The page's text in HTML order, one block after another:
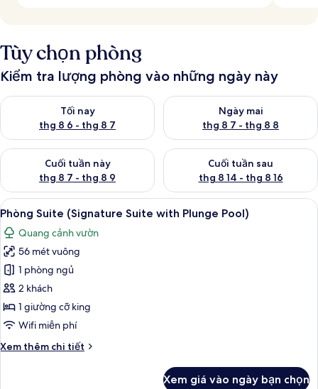
Tùy chọn phòng
Kiểm tra lượng phòng vào những ngày này
Tối nay
thg 8 6 - thg 8 7
Kiểm tra lượng phòng tối nay từ thg 8 6 - thg 8 7
Ngày mai
thg 8 7 - thg 8 8
Kiểm tra lượng phòng ngày
Cuối tuần này
thg 8 7 - thg 8 9
Kiểm tra lượng phòng cuối tuần này từ thg 8 7 - thg 8 9
Cuối tuần sau
thg 8 14 - thg 8 16
Kiểm tra lượng phòng cuối
Xem
tất
cả
ảnh
Phòng
Suite
(Signature
Suite
Plunge
Phòng Suite (Signature Suite with
7
Phòng Suite (Signature Suite with Plunge Pool)
Quang cảnh vườn
56 mét vuông
1 phòng ngủ
2 khách
1 giường cỡ king
Wifi miễn phí
Xem thêm chi tiết
Chi
Xem giá vào ngày bạn chọn